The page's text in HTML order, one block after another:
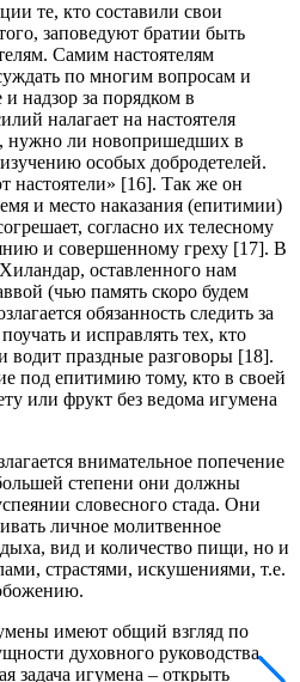
те, кто составили свои
заповедуют братии быть
Самим настоятелям
по многим вопросам и
надзор за порядком в
налагает на настоятеля
нужно ли новопришедших в
особых добродетелей.
[16]. Так же он
и место наказания (епитимии)
согласно их телесному
и совершенному греху [17]. В
оставленного нам
(чью память скоро будем
обязанность следить за
и исправлять тех, кто
водит праздные разговоры [18].
под епитимию тому, кто в своей
или фрукт без ведома игумена
внимательное попечение
степени они должны
словесного стада. Они
личное молитвенное
вид и количество пищи, но и
страстями, искушениями, т.е.
имеют общий взгляд по
духовного руководства.
задача игумена – открыть